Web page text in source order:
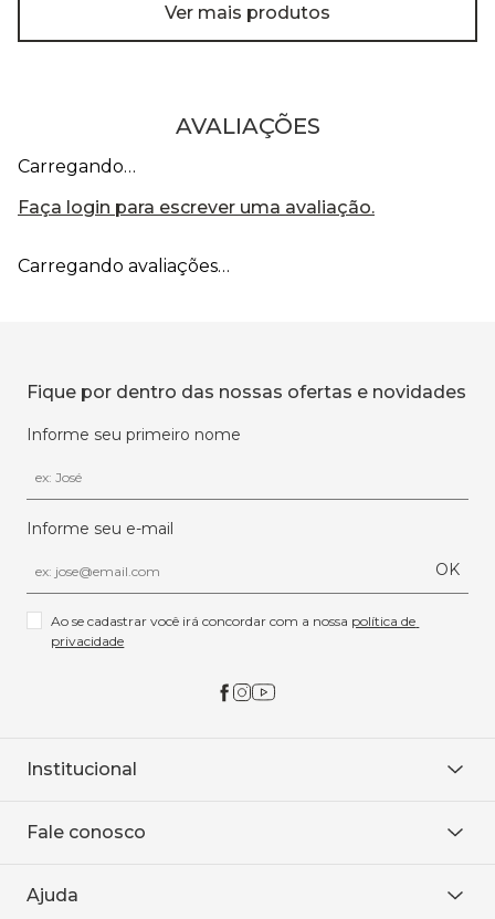
Ver mais produtos
AVALIAÇÕES
Carregando…
Faça login para escrever uma avaliação.
Carregando avaliações…
Fique por dentro das nossas ofertas e novidades
Informe seu primeiro nome
Informe seu e-mail
OK
Ao se cadastrar você irá concordar com a nossa política de
privacidade
Institucional
Onde encontrar
Baixe o APP
Fale conosco
WhatsApp
Ajuda